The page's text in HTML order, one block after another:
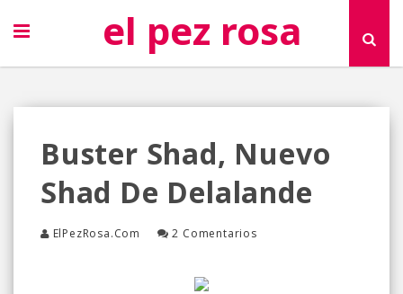
el pez rosa
Buster Shad, Nuevo
Shad De Delalande
ElPezRosa.com 2 Comentarios